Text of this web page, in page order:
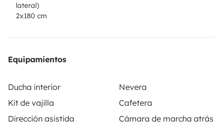
- potti
- Depositos agua limpia y aguas grises
- Armarios almacenaje
Listos para la aventura? 🚐🚐
lateral)
2x180 cm
Equipamientos
Ducha interior
Nevera
Kit de vajilla
Cafetera
Dirección asistida
Cámara de marcha atrás